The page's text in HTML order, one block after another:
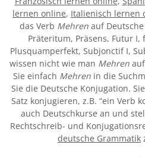
lernen online, Italienisch lernen
das Verb Mehren auf
Präteritum, Präsens, Futur I,
Plusquamperfekt, Subjonctif I,
wissen nicht wie man Mehren
Sie einfach Mehrenin die
Sie die Deutsche Konjugation.
Satz konjugieren, z.B. “ein Verb
auch Deutschkurse an und
Rechtschreib- und
deutsche Grammatik